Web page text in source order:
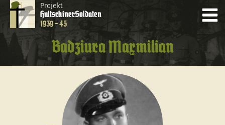
Projekt
HultschinerSoldaten
1939 - 45
Badziura Maxmilian